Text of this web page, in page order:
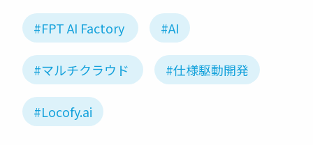
#FPT AI Factory #AI
#マルチクラウド #仕様駆動開発
#Locofy.ai